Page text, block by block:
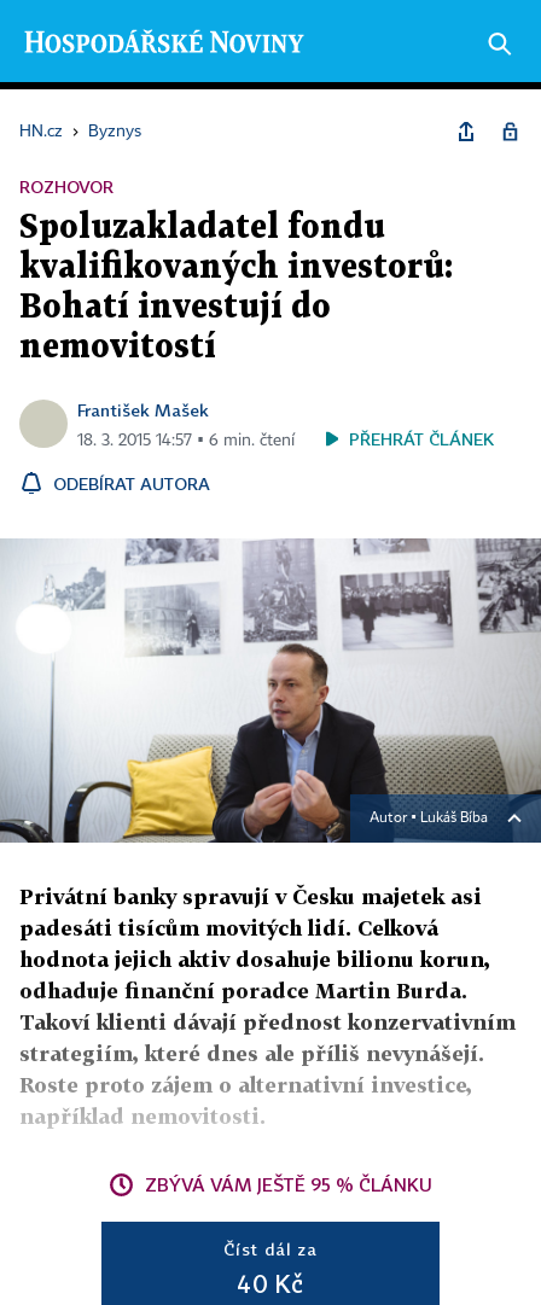
HN.cz › Byznys
ROZHOVOR
Spoluzakladatel fondu
kvalifikovaných investorů:
Bohatí investují do
nemovitostí
František Mašek
18. 3. 2015 14:57 ▪ 6 min. čtení PŘEHRÁT ČLÁNEK
ODEBÍRAT AUTORA
Autor ▪Lukáš Bíba
Privátní banky spravují v Česku majetek asi
padesáti tisícům movitých lidí. Celková
hodnota jejich aktiv dosahuje bilionu korun,
odhaduje finanční poradce Martin Burda.
Takoví klienti dávají přednost konzervativním
strategiím, které dnes ale příliš nevynášejí.
Roste proto zájem o alternativní investice,
například nemovitosti.
ZBÝVÁ VÁM JEŠTĚ 95 % ČLÁNKU
Číst dál za
40 Kč